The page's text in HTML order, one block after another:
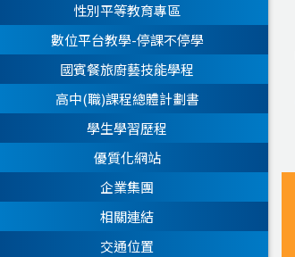
性別平等教育專區
數位平台教學-停課不停學
國賓餐旅廚藝技能學程
高中(職)課程總體計劃書
學生學習歷程
優質化網站
企業集團
相關連結
交通位置